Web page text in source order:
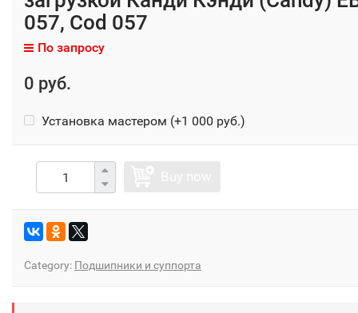
057, Cod 057
По запросу
0 руб.
Установка мастером (+1 000 руб.)
Category: Подшипники и суппорта